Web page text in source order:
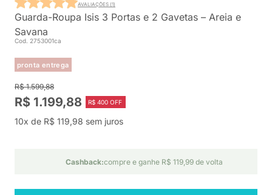
Guarda-Roupa Isis 3 Portas e 2 Gavetas – Areia e
Savana
Cod. 2753001ca
pronta entrega
AVALIAÇÕES (1)
R$ 1.599,88
R$ 1.199,88 R$ 400 OFF
10x de R$ 119,98 sem juros
Cashback:compre e ganhe R$ 119,99 de volta